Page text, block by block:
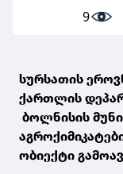
9
სურსათის
ქართლის
ბოლნისის
ობიექტი